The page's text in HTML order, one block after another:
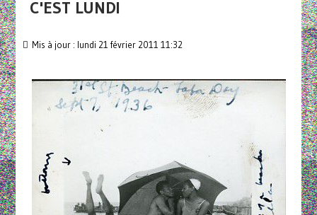
C'EST LUNDI
Mis à jour : lundi 21 février 2011 11:32